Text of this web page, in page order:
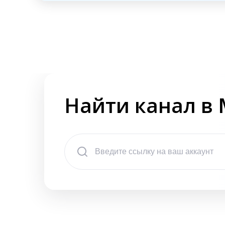
Найти канал в